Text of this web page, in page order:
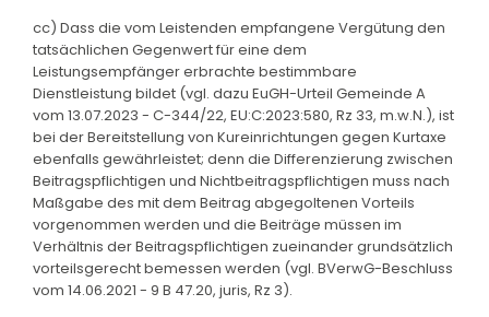
cc) Dass die vom Leistenden empfangene Vergütung den
tatsächlichen Gegenwert für eine dem
Leistungsempfänger erbrachte bestimmbare
Dienstleistung bildet (vgl. dazu EuGH-Urteil Gemeinde A
vom 13.07.2023 - C-344/22, EU:C:2023:580, Rz 33, m.w.N.), ist
bei der Bereitstellung von Kureinrichtungen gegen Kurtaxe
ebenfalls gewährleistet; denn die Differenzierung zwischen
Beitragspflichtigen und Nichtbeitragspflichtigen muss nach
Maßgabe des mit dem Beitrag abgegoltenen Vorteils
vorgenommen werden und die Beiträge müssen im
Verhältnis der Beitragspflichtigen zueinander grundsätzlich
vorteilsgerecht bemessen werden (vgl. BVerwG-Beschluss
vom 14.06.2021 - 9 B 47.20, juris, Rz 3).